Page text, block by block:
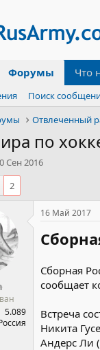
Форумы Что
Поиск
Отвлеченный
по
Сен 2016
2
5.089
16 Май 2017
Сборная
сообщает
Встреча
Никита
Андерс Ли